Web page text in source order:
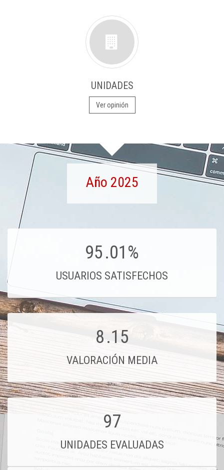
UNIDADES
Ver opinión
Año 2025
95.01%
USUARIOS SATISFECHOS
8.15
VALORACIÓN MEDIA
97
UNIDADES EVALUADAS